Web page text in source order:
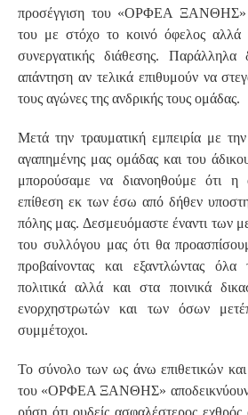
προσέγγιση του «ΟΡΦΕΑ ΞΑΝΘΗΣ»
του με στόχο το κοινό όφελος αλλά
συνεργατικής διάθεσης.
απάντηση αν τελικά επιθυμούν να
τους αγώνες της ανδρικής τους ομάδας.
Μετά την τραυματική εμπειρία με
αγαπημένης μας ομάδας και του
μπορούσαμε να διανοηθούμε ότι η
επίθεση εκ των έσω από δήθεν
πόλης μας. Δεσμευόμαστε έναντι των
του συλλόγου μας ότι θα
προβαίνοντας και εξαντλώντας
πολιτικά αλλά και στα ποινικά
ενορχηστρωτών και των όσων
συμμέτοχοι.
Το σύνολο των ως άνω επιθετικών
του «ΟΡΦΕΑ ΞΑΝΘΗΣ» αποδεικνύουν
ρήση ότι ουδείς ασφαλέστερος εχθρός